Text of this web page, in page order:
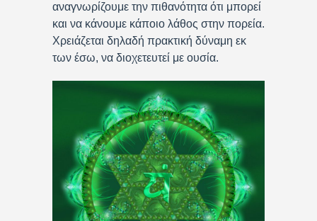
αναγνωρίζουμε την πιθανότητα ότι μπορεί
και να κάνουμε κάποιο λάθος στην πορεία.
Χρειάζεται δηλαδή πρακτική δύναμη εκ
των έσω, να διοχετευτεί με ουσία.